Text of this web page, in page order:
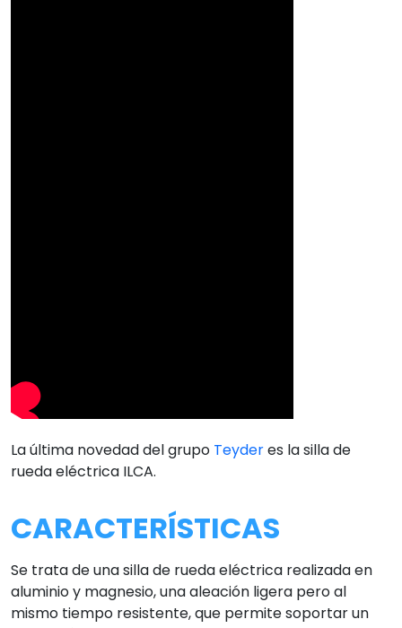
La última novedad del grupo Teyderes la silla de
rueda eléctrica ILCA.
CARACTERÍSTICAS
Se trata de una silla de rueda eléctrica realizada en
aluminio y magnesio, una aleación ligera pero al
mismo tiempo resistente, que permite soportar un